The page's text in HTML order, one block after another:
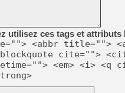
utilisez ces tags et attributs
<abbr title="">
cite="">
<em> <i> <q